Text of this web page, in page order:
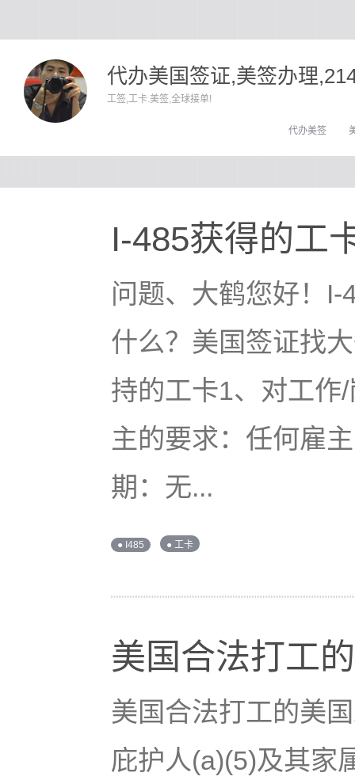
代办美国签证,美签办理
工签,工卡.美签,全球接单!
代办美签
I-485获得的工
问题、大鹤您好！
什么？美国签证找
持的工卡1、对工作
主的要求：任何雇
期：无...
● I485 ● 工卡
美国合法打工
美国合法打工的美
庇护人(a)(5)及其家